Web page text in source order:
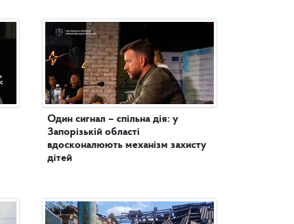
Один сигнал – спільна дія: у
Запорізькій області
вдосконалюють механізм захисту
дітей